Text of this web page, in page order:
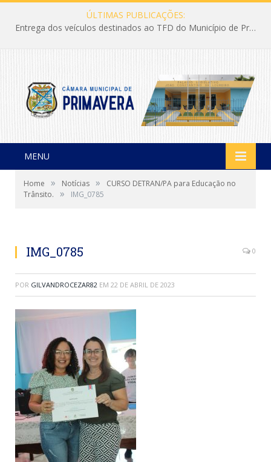
ÚLTIMAS PUBLICAÇÕES:
Entrega dos veículos destinados ao TFD do Município de Primavera
MENU
Home » Notícias »
CURSO DETRAN/PA para Educação no
Trânsito.
» IMG_0785
IMG_0785 0
POR GILVANDROCEZAR82 EM 22 DE ABRIL DE 2023